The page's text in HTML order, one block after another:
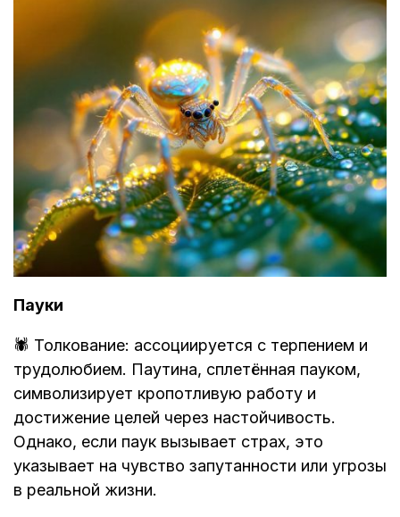
Пауки
🕷️ Толкование: ассоциируется с терпением и
трудолюбием. Паутина, сплетённая пауком,
символизирует кропотливую работу и
достижение целей через настойчивость.
Однако, если паук вызывает страх, это
указывает на чувство запутанности или угрозы
в реальной жизни.